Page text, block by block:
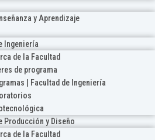
y Aprendizaje
Ingeniería
de la Facultad
de programa
| Facultad de Ingeniería
Producción y Diseño
de la Facultad